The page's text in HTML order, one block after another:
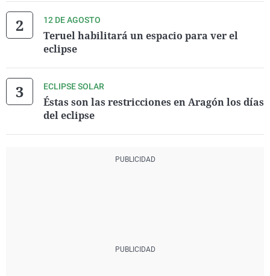
12 DE AGOSTO
Teruel habilitará un espacio para ver el
eclipse
ECLIPSE SOLAR
Éstas son las restricciones en Aragón los días
del eclipse